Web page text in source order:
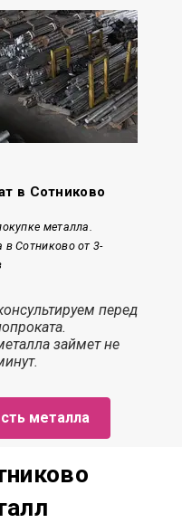
в Сотниково
металла.
в Сотниково от 3-
перед
займет не
металла